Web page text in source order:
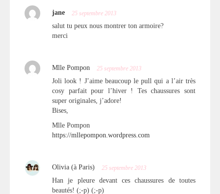
jane 25 septembre 2013
salut tu peux nous montrer ton armoire?
merci
Mlle Pompon 25 septembre 2013
Joli look ! J’aime beaucoup le pull qui a l’air très
cosy parfait pour l’hiver ! Tes chaussures sont
super originales, j’adore!
Bises,
Mlle Pompon
https://mllepompon.wordpress.com
Olivia (à Paris) 25 septembre 2013
Han je pleure devant ces chaussures de toutes
beautés! (;-p) (;-p)